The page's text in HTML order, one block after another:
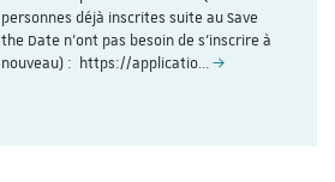
personnes déjà inscrites suite au Save
the Date n'ont pas besoin de s'inscrire à
nouveau) : https://applicatio…